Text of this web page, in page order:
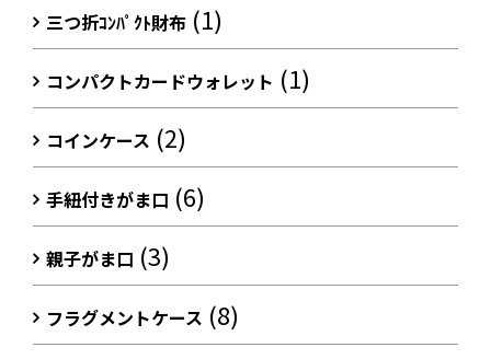
三つ折ｺﾝﾊﾟｸﾄ財布 (1)
コンパクトカードウォレット (1)
コインケース (2)
手紐付きがま口 (6)
親子がま口 (3)
フラグメントケース (8)